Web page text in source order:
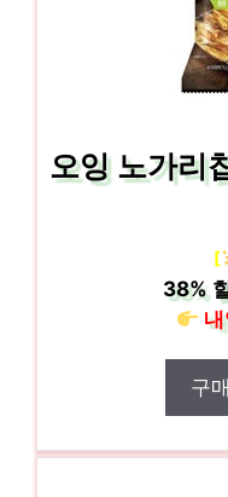
오잉 노가리
[
38%
구